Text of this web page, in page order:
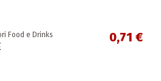
Food e Drinks 0,71 €